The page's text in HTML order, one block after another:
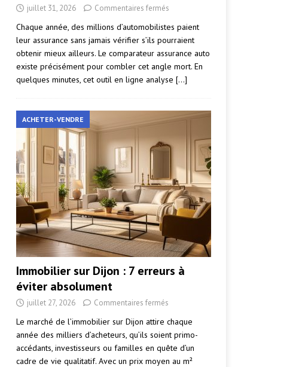
juillet 31, 2026 Commentaires fermés
Chaque année, des millions d’automobilistes paient
leur assurance sans jamais vérifier s’ils pourraient
obtenir mieux ailleurs. Le comparateur assurance auto
existe précisément pour combler cet angle mort. En
quelques minutes, cet outil en ligne analyse […]
ACHETER-VENDRE
Immobilier sur Dijon : 7 erreurs à
éviter absolument
juillet 27, 2026 Commentaires fermés
Le marché de l’immobilier sur Dijon attire chaque
année des milliers d’acheteurs, qu’ils soient primo-
accédants, investisseurs ou familles en quête d’un
cadre de vie qualitatif. Avec un prix moyen au m²